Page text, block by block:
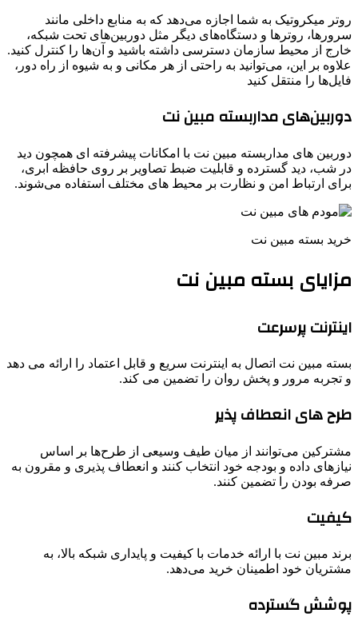
روتر میکروتیک به شما اجازه می‌دهد که به منابع داخلی مانند
سرورها، روترها و دستگاه‌های دیگر مثل دوربین‌های تحت شبکه،
خارج از محیط سازمان دسترسی داشته باشید و آن‌ها را کنترل کنید.
علاوه بر این، می‌توانید به راحتی از هر مکانی و به شیوه از راه دور،
فایل‌ها را منتقل کنید
دوربین‌های مداربسته مبین نت
دوربین‌ های مداربسته مبین نت با امکانات پیشرفته ‌ای همچون دید
در شب، دید گسترده و قابلیت ضبط تصاویر بر روی حافظه ابری،
برای ارتباط امن و نظارت بر محیط ‌های مختلف استفاده می‌شوند.
خرید بسته مبین نت
مزایای بسته مبین نت
اینترنت پرسرعت
بسته مبین نت اتصال به اینترنت سریع و قابل اعتماد را ارائه می دهد
و تجربه مرور و پخش روان را تضمین می کند.
طرح ‌های انعطاف ‌پذیر
مشترکین می‌توانند از میان طیف وسیعی از طرح‌ها بر اساس
نیازهای داده و بودجه خود انتخاب کنند و انعطاف ‌پذیری و مقرون به
صرفه بودن را تضمین کنند.
کیفیت
برند مبین نت با ارائه خدمات با کیفیت و پایداری شبکه بالا، به
مشتریان خود اطمینان خرید می‌دهد.
پوشش گسترده